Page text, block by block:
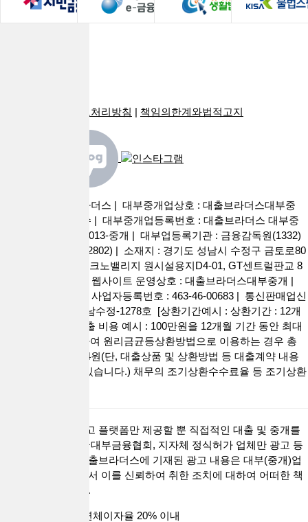
개인정보처리방침 | 책임의한계와법적고지
사이트명 : 대출브라더스 | 대부중개업상호 : 대출브라더스대부중
개 | 대표자 : 권현수 | 대부중개업등록번호 : 대출브라더스 대부중
개 2026-경기성남-0013-중개 | 대부업등록기관 : 금융감독원(1332)
성남시청 (031-729-2802) | 소재지 : 경기도 성남시 수정구 금토로80
번길 55, 판교 제2테크노밸리지 원시설용지D4-01, GT센트럴판교 8
층 808호 (금토동) | 웹사이트 운영상호 : 대출브라더스대부중개 |
대표이사 : 권현수 | 사업자등록번호 : 463-46-00683 | 통신판매업신
고번호 : 제2022-성남수정-1278호 [상환기간예시 : 상환기간 : 12개
월 ~ 60개월 / 총 대출 비용 예시 : 100만원을 12개월 기간 동안 최대
금리 연 20% 적용하여 원리금균등상환방법으로 이용하는 경우 총
상환 금액 1,111,614원(단, 대출상품 및 상환방법 등 대출계약 내용
에 따라 달라질 수 있습니다.) 채무의 조기상환수수료율 등 조기상환
대출브라더스는 광고 플랫폼만 제공할 뿐 직접적인 대출 및 중개를
하지 않습니다. 한국대부금융협회, 지자체 정식허가 업체만 광고 등
록이가능합니다. 대출브라더스에 기재된 광고 내용은 대부(중개)업
체가 공하는 정보로서 이를 신뢰하여 취한 조치에 대하여 어떠한 책
임을 지지 않습니다.
금리 연20% 이내, 연체이자율 20% 이내